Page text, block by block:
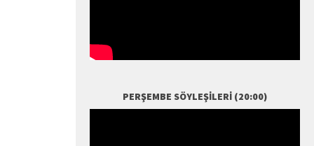
PERŞEMBE SÖYLEŞILERI (20:00)